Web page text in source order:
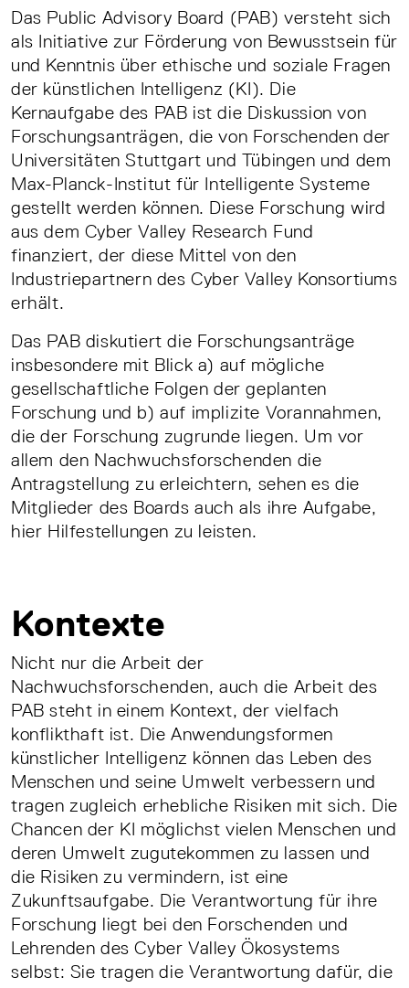
Das Public Advisory Board (PAB) versteht sich
als Initiative zur Förderung von Bewusstsein für
und Kenntnis über ethische und soziale Fragen
der künstlichen Intelligenz (KI). Die
Kernaufgabe des PAB ist die Diskussion von
Forschungsanträgen, die von Forschenden der
Universitäten Stuttgart und Tübingen und dem
Max-Planck-Institut für Intelligente Systeme
gestellt werden können. Diese Forschung wird
aus dem Cyber Valley Research Fund
finanziert, der diese Mittel von den
Industriepartnern des Cyber Valley Konsortiums
erhält.
Das PAB diskutiert die Forschungsanträge
insbesondere mit Blick a) auf mögliche
gesellschaftliche Folgen der geplanten
Forschung und b) auf implizite Vorannahmen,
die der Forschung zugrunde liegen. Um vor
allem den Nachwuchsforschenden die
Antragstellung zu erleichtern, sehen es die
Mitglieder des Boards auch als ihre Aufgabe,
hier Hilfestellungen zu leisten.
Kontexte
Nicht nur die Arbeit der
Nachwuchsforschenden, auch die Arbeit des
PAB steht in einem Kontext, der vielfach
konflikthaft ist. Die Anwendungsformen
künstlicher Intelligenz können das Leben des
Menschen und seine Umwelt verbessern und
tragen zugleich erhebliche Risiken mit sich. Die
Chancen der KI möglichst vielen Menschen und
deren Umwelt zugutekommen zu lassen und
die Risiken zu vermindern, ist eine
Zukunftsaufgabe. Die Verantwortung für ihre
Forschung liegt bei den Forschenden und
Lehrenden des Cyber Valley Ökosystems
selbst: Sie tragen die Verantwortung dafür, die